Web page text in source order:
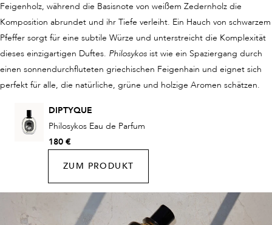
Feigenholz, während die Basisnote von weißem Zedernholz die
Komposition abrundet und ihr Tiefe verleiht. Ein Hauch von schwarzem
Pfeffer sorgt für eine subtile Würze und unterstreicht die Komplexität
dieses einzigartigen Duftes. Philosykos ist wie ein Spaziergang durch
einen sonnendurchfluteten griechischen Feigenhain und eignet sich
perfekt für alle, die natürliche, grüne und holzige Aromen schätzen.
DIPTYQUE
Philosykos Eau de Parfum
180 €
ZUM PRODUKT